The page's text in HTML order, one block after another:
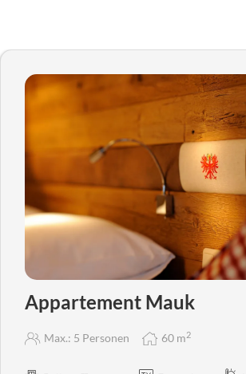
Appartement Mauk
Max.: 5 Personen 60 m2